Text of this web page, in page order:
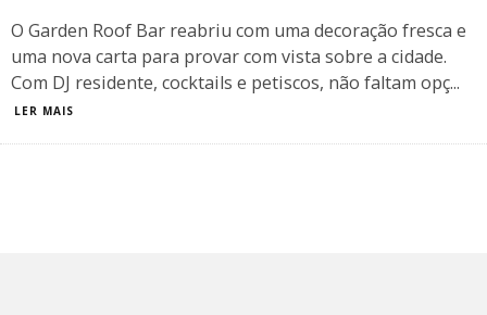
O Garden Roof Bar reabriu com uma decoração fresca e
uma nova carta para provar com vista sobre a cidade.
Com DJ residente, cocktails e petiscos, não faltam opç...
LER MAIS